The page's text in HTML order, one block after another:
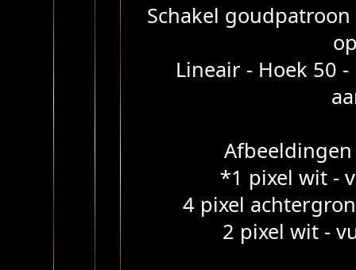
Schakel
Lineair - Hoek 50
*1 pixel wit -
4 pixel
2 pixel wit -